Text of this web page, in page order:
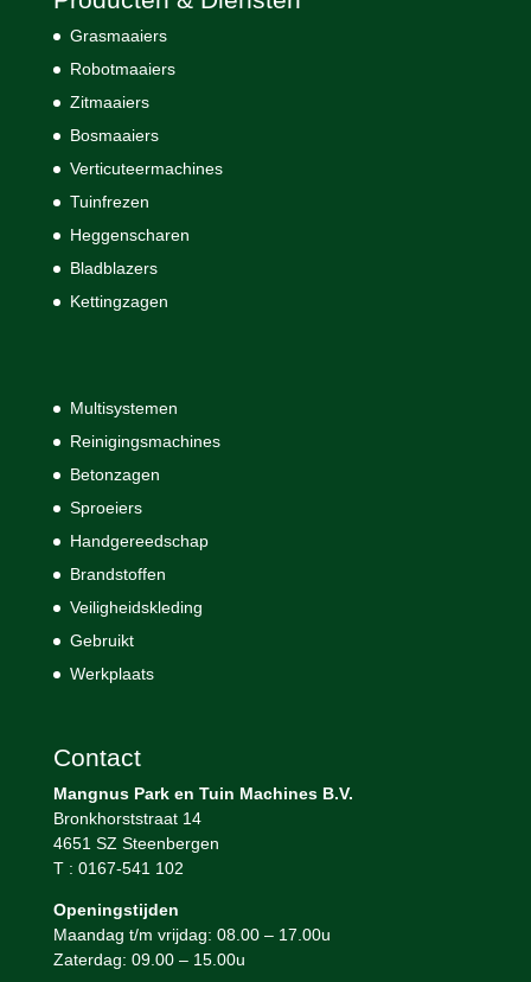
Grasmaaiers
Robotmaaiers
Zitmaaiers
Bosmaaiers
Verticuteermachines
Tuinfrezen
Heggenscharen
Bladblazers
Kettingzagen
Multisystemen
Reinigingsmachines
Betonzagen
Sproeiers
Handgereedschap
Brandstoffen
Veiligheidskleding
Gebruikt
Werkplaats
Contact
Mangnus Park en Tuin Machines B.V.
Bronkhorststraat 14
4651 SZ Steenbergen
T : 0167-541 102
Openingstijden
Maandag t/m vrijdag: 08.00 – 17.00u
Zaterdag: 09.00 – 15.00u